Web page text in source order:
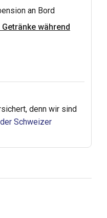
an Bord
während
denn wir sind
Schweizer